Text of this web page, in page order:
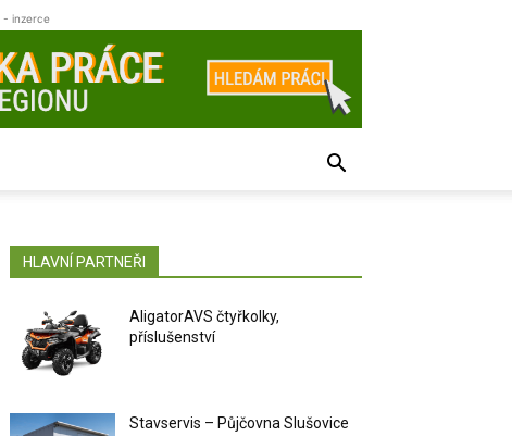
- inzerce
HLAVNÍ PARTNEŘI
AligatorAVS čtyřkolky,
příslušenství
Stavservis – Půjčovna Slušovice